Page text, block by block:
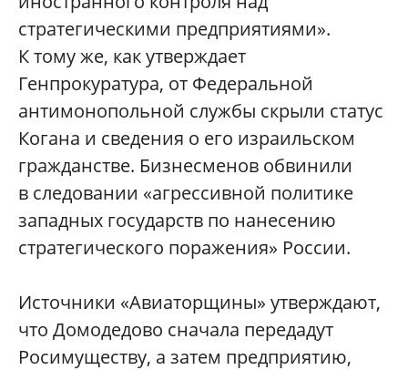
стратегическими предприятиями».
К тому же, как утверждает
Генпрокуратура, от Федеральной
антимонопольной службы скрыли статус
Когана и сведения о его израильском
гражданстве. Бизнесменов обвинили
в следовании «агрессивной политике
западных государств по нанесению
стратегического поражения» России.
Источники «Авиаторщины» утверждают,
что Домодедово сначала передадут
Росимуществу, а затем предприятию,